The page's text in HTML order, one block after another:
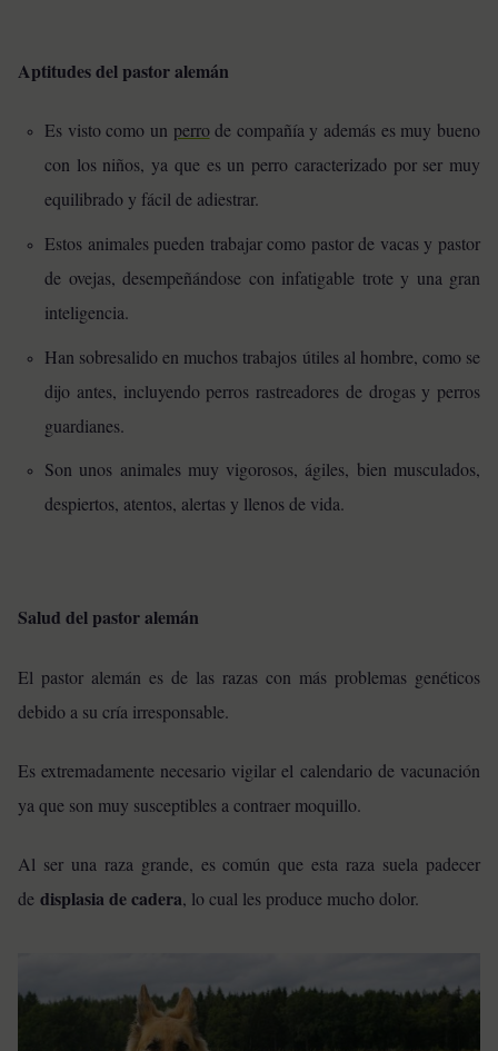
Aptitudes del pastor alemán
Es visto como un perrode compañía y además es muy bueno
con los niños, ya que es un perro caracterizado por ser muy
equilibrado y fácil de adiestrar.
Estos animales pueden trabajar como pastor de vacas y pastor
de ovejas, desempeñándose con infatigable trote y una gran
inteligencia.
Han sobresalido en muchos trabajos útiles al hombre, como se
dijo antes, incluyendo perros rastreadores de drogas y perros
guardianes.
Son unos animales muy vigorosos, ágiles, bien musculados,
despiertos, atentos, alertas y llenos de vida.
Salud del pastor alemán
El pastor alemán es de las razas con más problemas genéticos
debido a su cría irresponsable.
Es extremadamente necesario vigilar el calendario de vacunación
ya que son muy susceptibles a contraer moquillo.
Al ser una raza grande, es común que esta raza suela padecer
de displasia de cadera, lo cual les produce mucho dolor.